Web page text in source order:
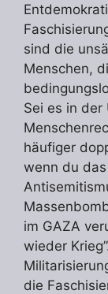
sind die
Menschen,
Sei es in der
häufiger
wenn du
im GAZA
wieder
die